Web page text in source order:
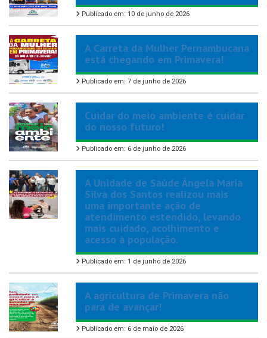
Publicado em: 10 de junho de 2026
A Carreta da Mulher Pernambucana
está chegando em Primavera!
Publicado em: 7 de junho de 2026
Cuidar do meio ambiente é cuidar
do nosso futuro!
Publicado em: 6 de junho de 2026
A Unidade de Saúde Ângela Maria
Silva dos Santos realizou mais
uma importante ação de
atendimento estendido, levando
mais cuidado, acolhimento e
acesso à população.
Publicado em: 1 de junho de 2026
A agricultura de Primavera não
para de avançar!
Publicado em: 6 de maio de 2026